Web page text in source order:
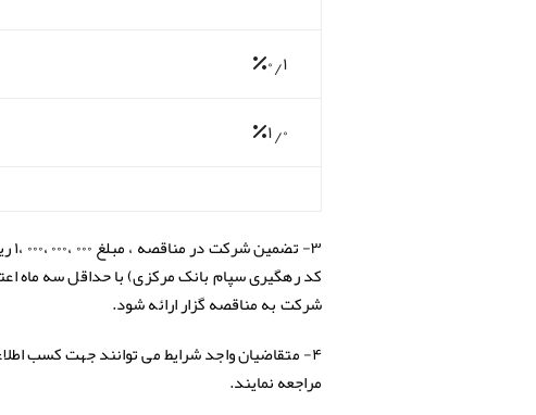
%۰٫۱
%۱٫۰
کد رهگیری سپام بانک مرکزی) با حداقل سه ماه
شرکت به مناقصه گزار ارائه شود.
۴- متقاضیان واجد شرایط می توانند جهت کسب
مراجعه نمایند.